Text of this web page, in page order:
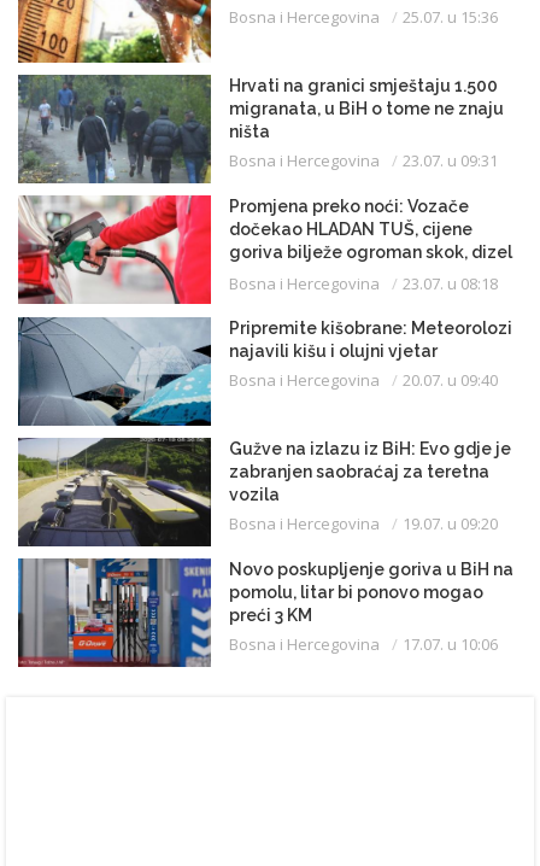
Bosna i Hercegovina 25.07. u 15:36
Hrvati na granici smještaju 1.500
migranata, u BiH o tome ne znaju
ništa
Bosna i Hercegovina 23.07. u 09:31
Promjena preko noći: Vozače
dočekao HLADAN TUŠ, cijene
goriva bilježe ogroman skok, dizel
uveliko prešao 3,20 KM
Bosna i Hercegovina 23.07. u 08:18
Pripremite kišobrane: Meteorolozi
najavili kišu i olujni vjetar
Bosna i Hercegovina 20.07. u 09:40
Gužve na izlazu iz BiH: Evo gdje je
zabranjen saobraćaj za teretna
vozila
Bosna i Hercegovina 19.07. u 09:20
Novo poskupljenje goriva u BiH na
pomolu, litar bi ponovo mogao
preći 3 KM
Bosna i Hercegovina 17.07. u 10:06